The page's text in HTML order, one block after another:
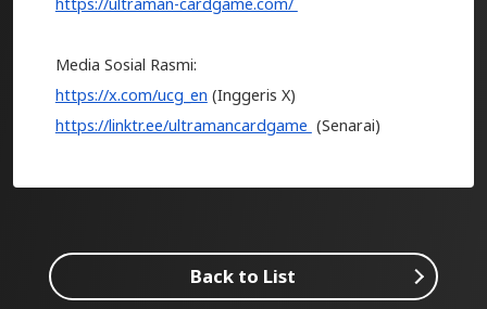
Media Sosial Rasmi:
https://x.com/ucg_en (Inggeris X)
https://linktr.ee/ultramancardgame (Senarai)
Back to List